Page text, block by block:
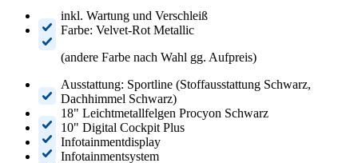
inkl. Wartung und Verschleiß
Farbe: Velvet-Rot Metallic
(andere Farbe nach Wahl gg. Aufpreis)
Ausstattung: Sportline (Stoffausstattung Schwarz,
Dachhimmel Schwarz)
18" Leichtmetallfelgen Procyon Schwarz
10" Digital Cockpit Plus
Infotainmentdisplay
Infotainmentsystem